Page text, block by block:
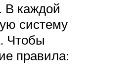
В каждой
систему
Чтобы
правила: